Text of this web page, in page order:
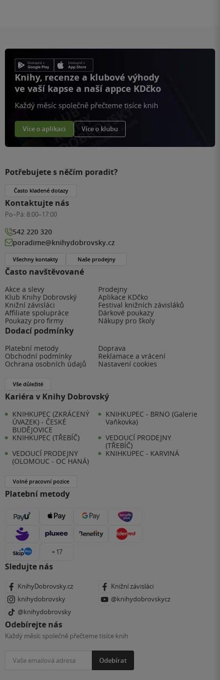
Knihy, recenze a klubové výhody
ve vaší kapse a naší appce KDčko
Každý měsíc společně přečteme tisíce knih
Více o aplikaci Více o klubu
Často navštěvované
Akce a slevy
Prodejny
Klub Knihy Dobrovský
Aplikace KDčko
Knižní závisláci
Festival knižních závisláků
Affiliate spolupráce
Dárkové poukazy
Poukazy pro firmy
Nákupy pro školy
Dodací podmínky
Platební metody
Doprava
Obchodní podmínky
Reklamace a vrácení
Ochrana osobních údajů
Nastavení cookies
Vše důležité
Kariéra v Knihy Dobrovský
KNIHKUPEC (ZKRÁCENÝ
ÚVAZEK) - ČESKÉ
BUDĚJOVICE
KNIHKUPEC - BRNO (Galerie
Vaňkovka)
KNIHKUPEC (TŘEBÍČ)
VEDOUCÍ PRODEJNY
(TŘEBÍČ)
VEDOUCÍ PRODEJNY
(OLOMOUC - OC HANÁ)
KNIHKUPEC - KARVINÁ
Volné pracovní pozice
Platební metody
+ 17
Sledujte nás
KnihyDobrovsky.cz
Knižní závisláci
knihydobrovsky
@knihydobrovskycz
@knihydobrovsky
Odebírejte nás
Každý měsíc společně přečteme tisíce knih
Odebírat
Potřebujete s něčím poradit?
Často kladené dotazy
Kontaktujte nás
Po–Pá: 8:00–17:00
542 220 320
poradime@knihydobrovsky.cz
Všechny kontakty Naše prodejny